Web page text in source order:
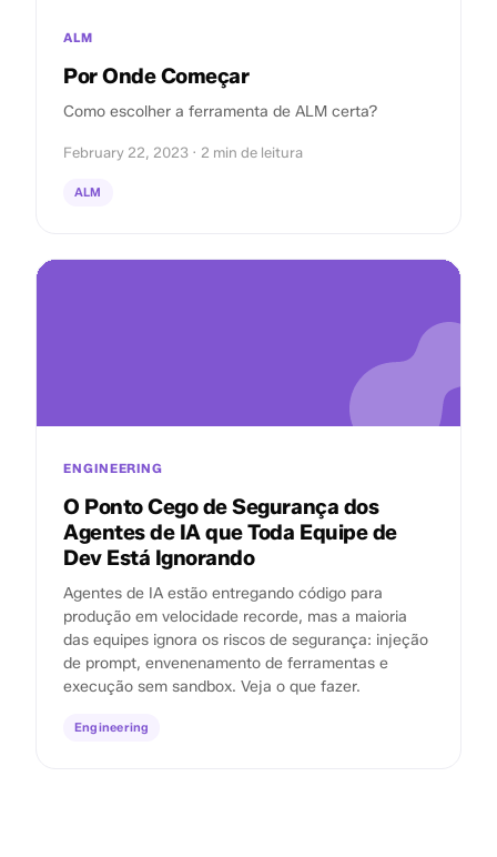
ALM
Por Onde Começar
Como escolher a ferramenta de ALM certa?
February 22, 2023 · 2 min de leitura
ALM
ENGINEERING
O Ponto Cego de Segurança dos
Agentes de IA que Toda Equipe de
Dev Está Ignorando
Agentes de IA estão entregando código para
produção em velocidade recorde, mas a maioria
das equipes ignora os riscos de segurança: injeção
de prompt, envenenamento de ferramentas e
execução sem sandbox. Veja o que fazer.
Engineering